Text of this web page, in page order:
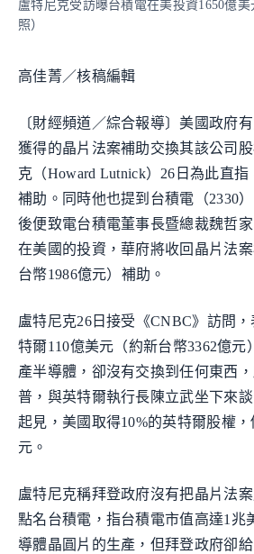
盧特尼克受訪曝台積電在美投資1650億
照）
高佳菁／核稿編輯
〔財經頻道／綜合報導〕美國政府
獲得的晶片法案補助交換其該公司
克（Howard Lutnick）26日為此直
補助。同時他也提到台積電（2330
後便致電台積電董事長暨總裁魏哲
在美國的投資，華府將收回晶片法
台幣1986億元）補助。
盧特尼克26日接受《CNBC》訪問
特爾110億美元（約新台幣3362億元
產半導體，卻沒有交換到任何東西
普，與英特爾執行長陳立武坐下來
起見，美國取得10%的英特爾股權
元。
盧特尼克稱拜登政府沒有把晶片法
點名台積電，指台積電市值高達1兆
導體晶圓片的生產，但拜登政府卻